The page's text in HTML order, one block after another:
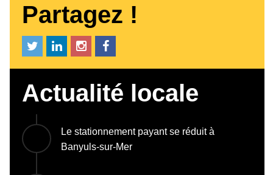
Partagez !
Actualité locale
Le stationnement payant se réduit à
Banyuls-sur-Mer